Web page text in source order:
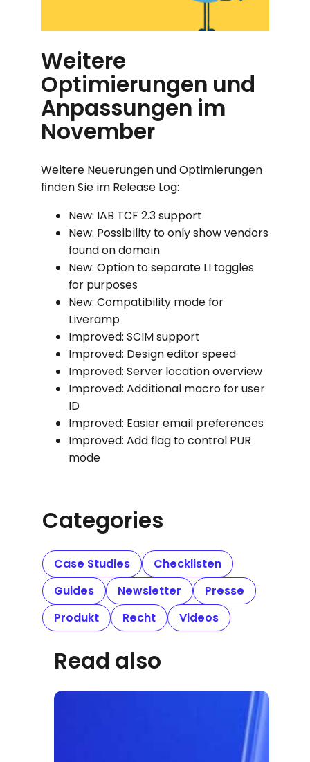
Weitere
Optimierungen und
Anpassungen im
November
Weitere Neuerungen und Optimierungen
finden Sie im Release Log:
New: IAB TCF 2.3 support
New: Possibility to only show vendors
found on domain
New: Option to separate LI toggles
for purposes
New: Compatibility mode for
Liveramp
Improved: SCIM support
Improved: Design editor speed
Improved: Server location overview
Improved: Additional macro for user
ID
Improved: Easier email preferences
Improved: Add flag to control PUR
mode
Categories
Case Studies
Checklisten
Guides
Newsletter
Presse
Produkt
Recht Videos
Read also